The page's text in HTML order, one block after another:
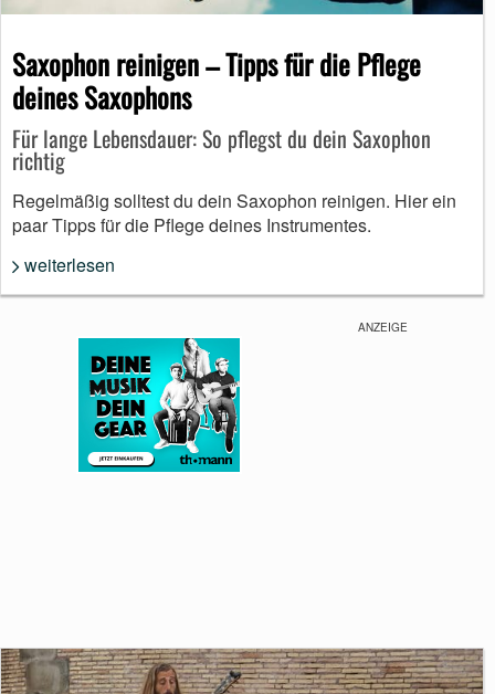
Saxophon reinigen – Tipps für die Pflege
deines Saxophons
Für lange Lebensdauer: So pflegst du dein Saxophon
richtig
Regelmäßig solltest du dein Saxophon reinigen. Hier ein
paar Tipps für die Pflege deines Instrumentes.
weiterlesen